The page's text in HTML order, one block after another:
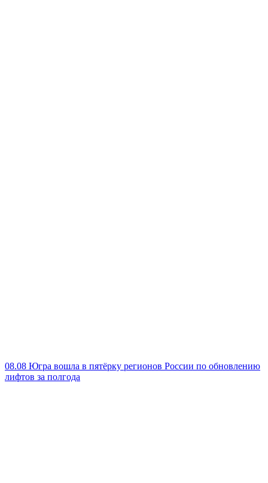
08.08 Югра вошла в пятёрку регионов России по обновлению
лифтов за полгода